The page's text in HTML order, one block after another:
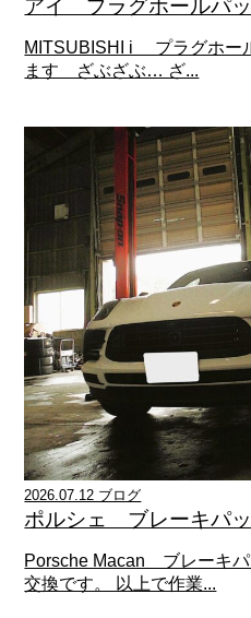
アイ プラグホールパ
MITSUBISHI i プラグホー
ます ざぶざぶ… ざ...
2026.07.12 ブログ
ポルシェ ブレーキパ
Porsche Macan ブレーキ
交換です。 以上で作業...